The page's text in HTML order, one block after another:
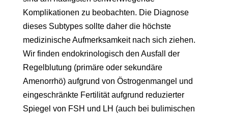
Komplikationen zu beobachten. Die Diagnose
dieses Subtypes sollte daher die höchste
medizinische Aufmerksamkeit nach sich ziehen.
Wir finden endokrinologisch den Ausfall der
Regelblutung (primäre oder sekundäre
Amenorrhö) aufgrund von Östrogenmangel und
eingeschränkte Fertilität aufgrund reduzierter
Spiegel von FSH und LH (auch bei bulimischen